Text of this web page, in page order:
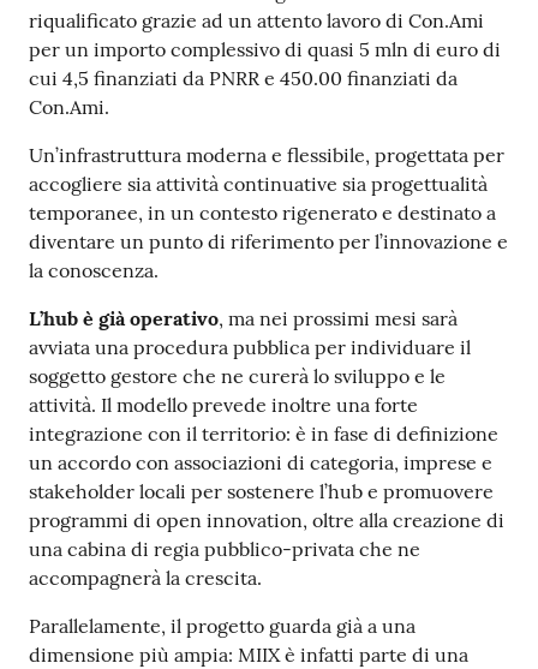
riqualificato grazie ad un attento lavoro di Con.Ami
per un importo complessivo di quasi 5 mln di euro di
cui 4,5 finanziati da PNRR e 450.00 finanziati da
Con.Ami.
Un’infrastruttura moderna e flessibile, progettata per
accogliere sia attività continuative sia progettualità
temporanee, in un contesto rigenerato e destinato a
diventare un punto di riferimento per l’innovazione e
la conoscenza.
L’hub è già operativo, ma nei prossimi mesi sarà
avviata una procedura pubblica per individuare il
soggetto gestore che ne curerà lo sviluppo e le
attività. Il modello prevede inoltre una forte
integrazione con il territorio: è in fase di definizione
un accordo con associazioni di categoria, imprese e
stakeholder locali per sostenere l’hub e promuovere
programmi di open innovation, oltre alla creazione di
una cabina di regia pubblico-privata che ne
accompagnerà la crescita.
Parallelamente, il progetto guarda già a una
dimensione più ampia: MIIX è infatti parte di una